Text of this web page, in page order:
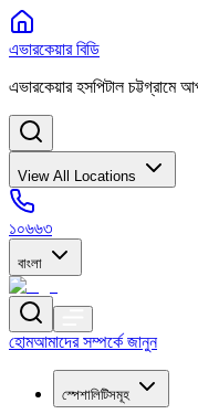
এভারকেয়ার বিডি
এভারকেয়ার হসপিটাল চট্টগ্রামে
View All Locations
১০৬৬৩
বাংলা
হোমআমাদের সম্পর্কে জানুন
স্পেশালিটিসমূহ